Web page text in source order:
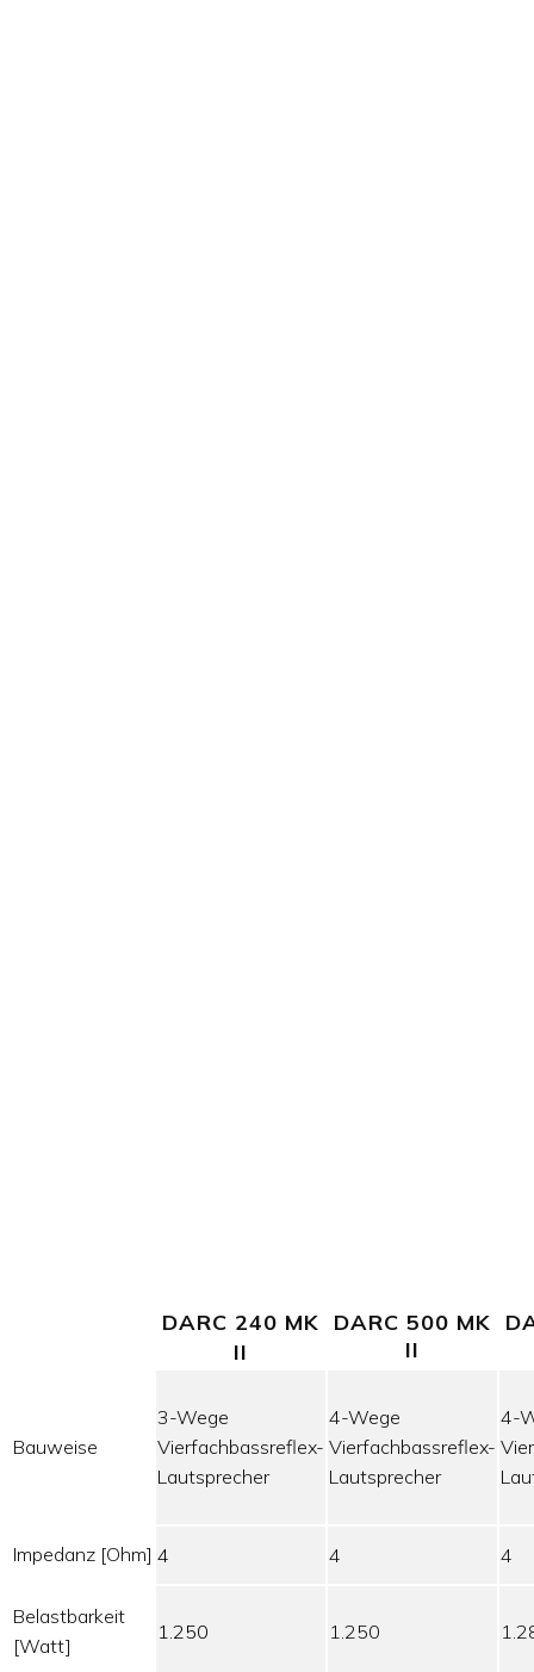
DARC 240 MK
II
DARC 500 MK
II
Bauweise
3-Wege
Vierfachbassreflex-
Lautsprecher
4-Wege
Vierfachbassreflex-
Lautsprecher
4-
Impedanz [Ohm] 4 4 4
Belastbarkeit
[Watt]
1.250 1.250